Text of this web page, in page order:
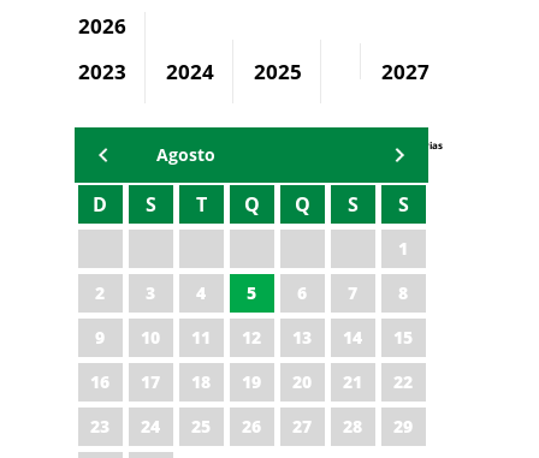
2026
2023
2024 2025 2027
Agenda Secretárias
Agosto
D S T Q Q S S
1
2
3 4 5 6 7
8
9
10 11 12 13 14
15
16
17 18 19 20 21
22
23
24 25 26 27 28
29